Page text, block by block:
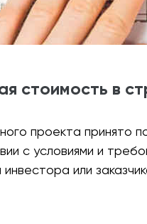
стоимость в
проекта
с условиями и
или